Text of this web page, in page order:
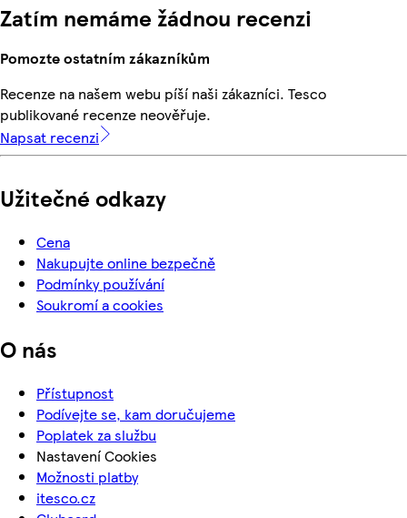
Zatím nemáme žádnou recenzi
Pomozte ostatním zákazníkům
Recenze na našem webu píší naši zákazníci. Tesco
publikované recenze neověřuje.
Napsat recenzi
Užitečné odkazy
Cena
Nakupujte online bezpečně
Podmínky používání
Soukromí a cookies
O nás
Přístupnost
Podívejte se, kam doručujeme
Poplatek za službu
Nastavení Cookies
Možnosti platby
itesco.cz